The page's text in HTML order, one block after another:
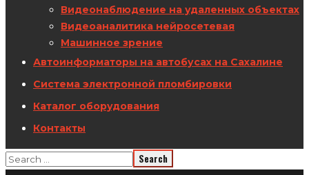
Видеонаблюдение на удаленных объектах
Видеоаналитика нейросетевая
Машинное зрение
Автоинформаторы на автобусах на Сахалине
Система электронной пломбировки
Каталог оборудования
Контакты